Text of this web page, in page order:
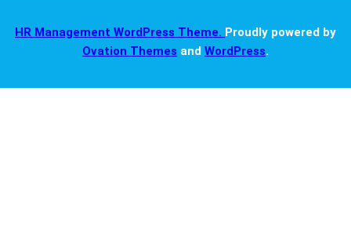
HR Management WordPress Theme. Proudly powered by
Ovation Themes and WordPress.